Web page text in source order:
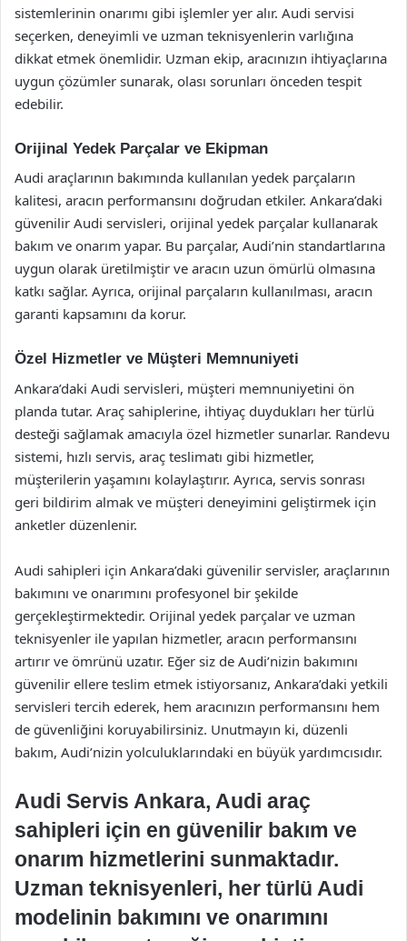
sistemlerinin onarımı gibi işlemler yer alır. Audi servisi
seçerken, deneyimli ve uzman teknisyenlerin varlığına
dikkat etmek önemlidir. Uzman ekip, aracınızın ihtiyaçlarına
uygun çözümler sunarak, olası sorunları önceden tespit
edebilir.
Orijinal Yedek Parçalar ve Ekipman
Audi araçlarının bakımında kullanılan yedek parçaların
kalitesi, aracın performansını doğrudan etkiler. Ankara’daki
güvenilir Audi servisleri, orijinal yedek parçalar kullanarak
bakım ve onarım yapar. Bu parçalar, Audi’nin standartlarına
uygun olarak üretilmiştir ve aracın uzun ömürlü olmasına
katkı sağlar. Ayrıca, orijinal parçaların kullanılması, aracın
garanti kapsamını da korur.
Özel Hizmetler ve Müşteri Memnuniyeti
Ankara’daki Audi servisleri, müşteri memnuniyetini ön
planda tutar. Araç sahiplerine, ihtiyaç duydukları her türlü
desteği sağlamak amacıyla özel hizmetler sunarlar. Randevu
sistemi, hızlı servis, araç teslimatı gibi hizmetler,
müşterilerin yaşamını kolaylaştırır. Ayrıca, servis sonrası
geri bildirim almak ve müşteri deneyimini geliştirmek için
anketler düzenlenir.
Audi sahipleri için Ankara’daki güvenilir servisler, araçlarının
bakımını ve onarımını profesyonel bir şekilde
gerçekleştirmektedir. Orijinal yedek parçalar ve uzman
teknisyenler ile yapılan hizmetler, aracın performansını
artırır ve ömrünü uzatır. Eğer siz de Audi’nizin bakımını
güvenilir ellere teslim etmek istiyorsanız, Ankara’daki yetkili
servisleri tercih ederek, hem aracınızın performansını hem
de güvenliğini koruyabilirsiniz. Unutmayın ki, düzenli
bakım, Audi’nizin yolculuklarındaki en büyük yardımcısıdır.
Audi Servis Ankara, Audi araç
sahipleri için en güvenilir bakım ve
onarım hizmetlerini sunmaktadır.
Uzman teknisyenleri, her türlü Audi
modelinin bakımını ve onarımını